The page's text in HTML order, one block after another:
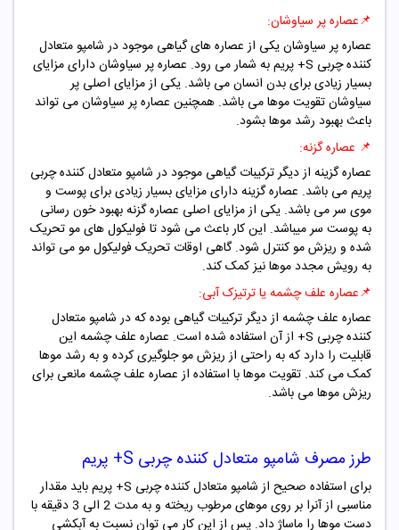
📌عصاره پر سیاوشان:
عصاره پر سیاوشان یکی از عصاره های گیاهی موجود در شامپو متعادل
کننده چربی S+ پریم به شمار می رود. عصاره پر سیاوشان دارای مزایای
بسیار زیادی برای بدن انسان می باشد. یکی از مزایای اصلی پر
سیاوشان تقویت موها می باشد. همچنین عصاره پر سیاوشان می تواند
باعث بهبود رشد موها بشود.
📌 عصاره گزنه:
عصاره گزینه از دیگر ترکیبات گیاهی موجود در شامپو متعادل کننده چربی
پریم می باشد. عصاره گزینه دارای مزایای بسیار زیادی برای پوست و
موی سر می باشد. یکی از مزایای اصلی عصاره گزنه بهبود خون رسانی
به پوست سر میباشد. این کار باعث می شود تا فولیکول های مو تحریک
شده و ریزش مو کنترل شود. گاهی اوقات تحریک فولیکول مو می تواند
به رویش مجدد موها نیز کمک کند.
📌عصاره علف چشمه یا ترتیزک آبی:
عصاره علف چشمه از دیگر ترکیبات گیاهی بوده که در شامپو متعادل
کننده چربی S+ از آن استفاده شده است. عصاره علف چشمه این
قابلیت را دارد که به راحتی از ریزش مو جلوگیری کرده و به رشد موها
کمک می کند. تقویت موها با استفاده از عصاره علف چشمه مانعی برای
ریزش موها می باشد.
طرز مصرف شامپو متعادل کننده چربی S+ پریم
برای استفاده صحیح از شامپو متعادل کننده چربی S+ پریم باید مقدار
مناسبی از آنرا بر روی موهای مرطوب ریخته و به مدت 2 الی 3 دقیقه با
دست موها را ماساژ داد. پس از این کار می توان نسبت به آبکشی